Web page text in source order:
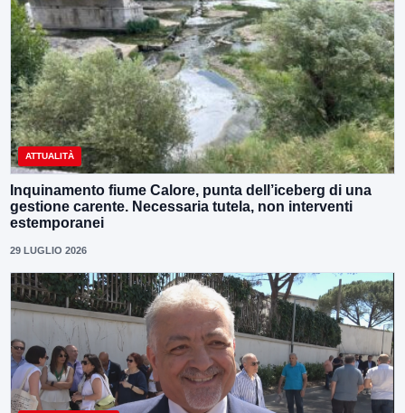
ATTUALITÀ
Inquinamento fiume Calore, punta dell’iceberg di una
gestione carente. Necessaria tutela, non interventi
estemporanei
29 LUGLIO 2026